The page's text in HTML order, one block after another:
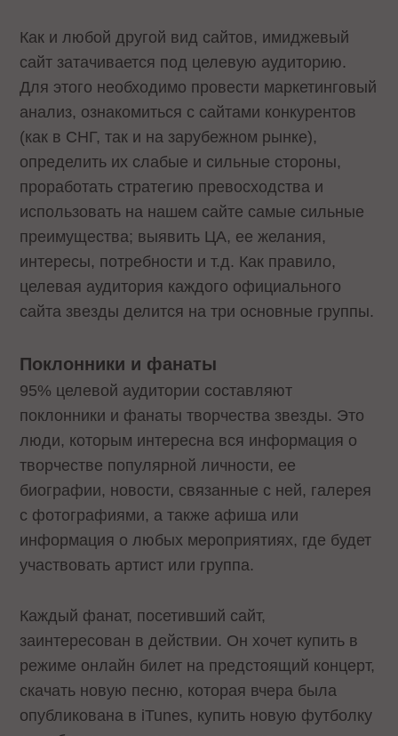
Как и любой другой вид сайтов, имиджевый
сайт затачивается под целевую аудиторию.
Для этого необходимо провести маркетинговый
анализ, ознакомиться с сайтами конкурентов
(как в СНГ, так и на зарубежном рынке),
определить их слабые и сильные стороны,
проработать стратегию превосходства и
использовать на нашем сайте самые сильные
преимущества; выявить ЦА, ее желания,
интересы, потребности и т.д. Как правило,
целевая аудитория каждого официального
сайта звезды делится на три основные группы.
Поклонники и фанаты
95% целевой аудитории составляют
поклонники и фанаты творчества звезды. Это
люди, которым интересна вся информация о
творчестве популярной личности, ее
биографии, новости, связанные с ней, галерея
с фотографиями, а также афиша или
информация о любых мероприятиях, где будет
участвовать артист или группа.
Каждый фанат, посетивший сайт,
заинтересован в действии. Он хочет купить в
режиме онлайн билет на предстоящий концерт,
скачать новую песню, которая вчера была
опубликована в iTunes, купить новую футболку